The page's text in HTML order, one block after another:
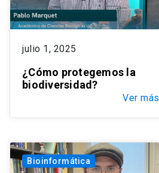
julio 1, 2025
¿Cómo protegemos la
biodiversidad?
Ver más
Bioinformática